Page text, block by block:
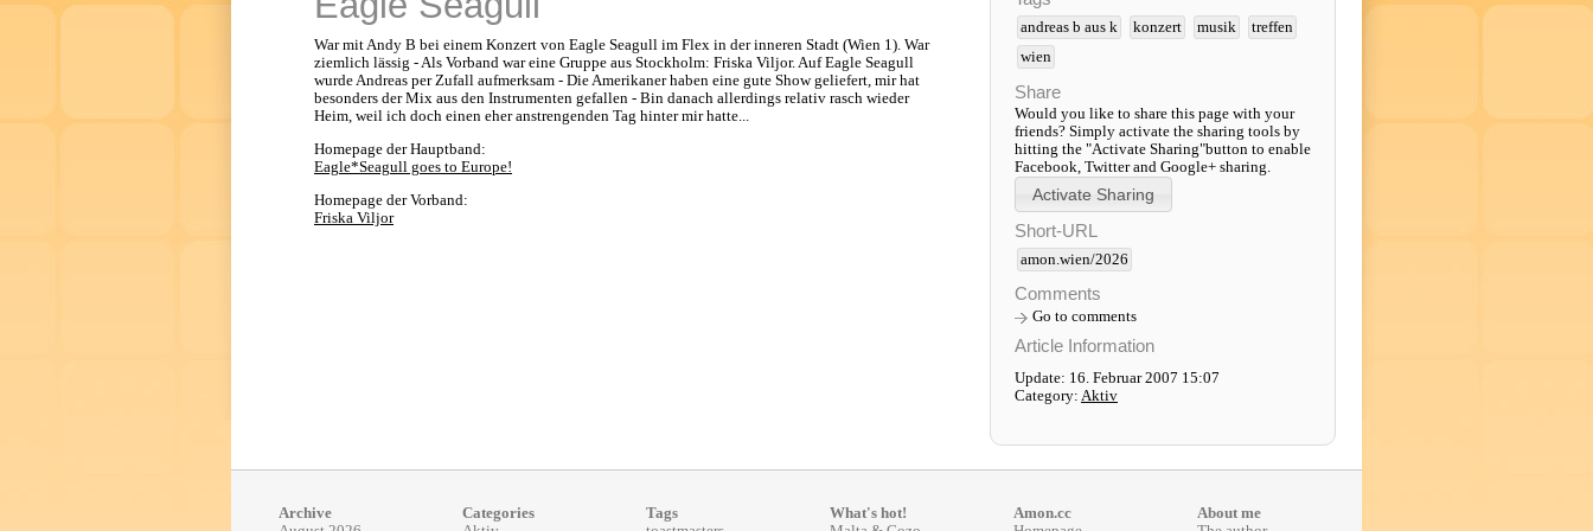
War mit Andy B bei einem Konzert von Eagle Seagull im Flex in der inneren Stadt (Wien 1). War
ziemlich lässig - Als Vorband war eine Gruppe aus Stockholm: Friska Viljor. Auf Eagle Seagull
wurde Andreas per Zufall aufmerksam - Die Amerikaner haben eine gute Show geliefert, mir hat
besonders der Mix aus den Instrumenten gefallen - Bin danach allerdings relativ rasch wieder
Heim, weil ich doch einen eher anstrengenden Tag hinter mir hatte...
Homepage der Hauptband:
Eagle*Seagull goes to Europe!
Homepage der Vorband:
Friska Viljor
andreas b aus k konzert musik
treffen
wien
Share
Would you like to share this page with your
friends? Simply activate the sharing tools by
hitting the "Activate Sharing"button to enable
Facebook, Twitter and Google+ sharing.
Short-URL
amon.wien/2026
Comments
Go to comments
Article Information
Update: 16. Februar 2007 15:07
Category: Aktiv
Archive
Categories
Tags
What's hot!
Amon.cc
About me